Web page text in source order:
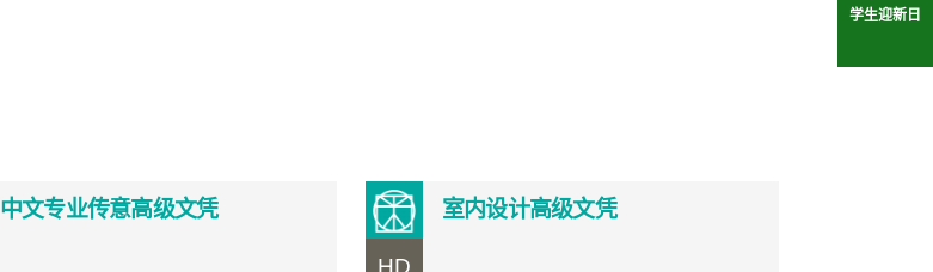
学生迎新日
中文专业传意高级文凭
HD
室内设计高级文凭